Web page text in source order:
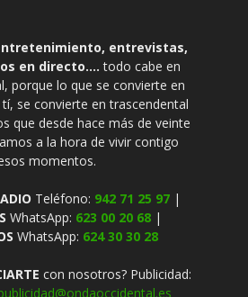
entrevistas,
en directo.... todo cabe en
porque lo que se convierte en
se convierte en trascendental
que desde hace más de veinte
a la hora de vivir contigo
momentos.
Teléfono: 942 71 25 97|
WhatsApp: 623 00 20 68|
WhatsApp: 624 30 30 28
con nosotros? Publicidad: